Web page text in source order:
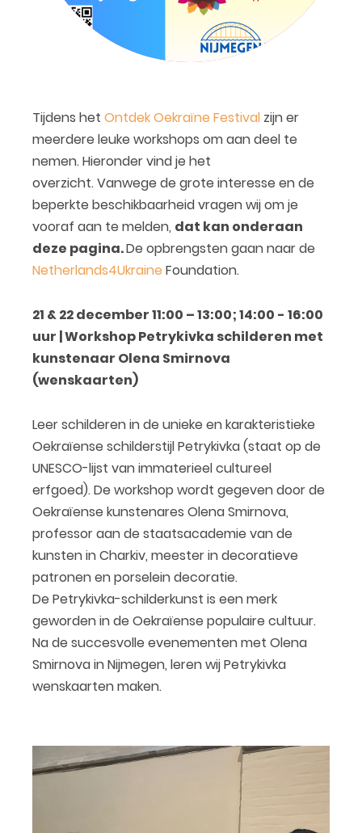
Tijdens het Ontdek Oekraïne Festival zijn er
meerdere leuke workshops om aan deel te
nemen. Hieronder vind je het
overzicht. Vanwege de grote interesse en de
beperkte beschikbaarheid vragen wij om je
vooraf aan te melden, dat kan onderaan
deze pagina.De opbrengsten gaan naar de
Netherlands4Ukraine Foundation.
21 & 22 december11:00 – 13:00; 14:00 - 16:00
uur | Workshop Petrykivka schilderen met
kunstenaar Olena Smirnova
(wenskaarten)
Leer schilderen in de unieke en karakteristieke
Oekraïense schilderstijl Petrykivka (staat op de
UNESCO-lijst van immaterieel cultureel
erfgoed). De workshop wordt gegeven door de
Oekraïense kunstenares Olena Smirnova,
professor aan de staatsacademie van de
kunsten in Charkiv, meester in decoratieve
patronen en porselein decoratie.
De Petrykivka-schilderkunst is een merk
geworden in de Oekraïense populaire cultuur.
Na de succesvolle evenementen met Olena
Smirnova in Nijmegen, leren wij Petrykivka
wenskaarten maken.